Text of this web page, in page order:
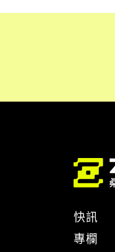
快訊
專欄